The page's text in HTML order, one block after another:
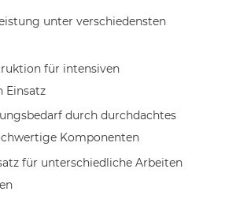
unter verschiedensten
für intensiven
Einsatz
durch durchdachtes
Komponenten
für unterschiedliche Arbeiten